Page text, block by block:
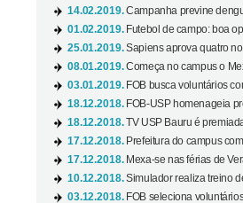
14.02.2019.Campanha previne
01.02.2019. Futebol de campo: boa
25.01.2019.Sapiens aprova quatro
08.01.2019.Começa no campus o
03.01.2019. FOB busca voluntários
18.12.2018. FOB-USP homenageia
18.12.2018.TV USP Bauru é
17.12.2018. Prefeitura do campus
17.12.2018. Mexa-se nas férias de
10.12.2018.Simulador realiza treino
03.12.2018. FOB seleciona